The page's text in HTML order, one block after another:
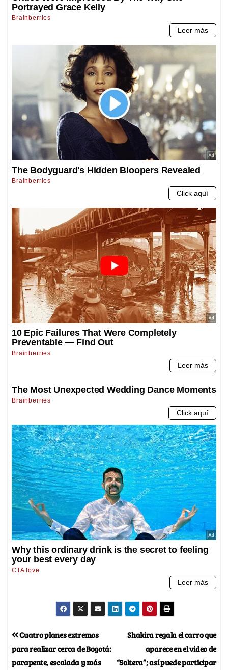
Shakira regala el carro que
aparece en el video de
“Soltera”; así puede participar
Cuatro planes extremos
para realizar cerca de Bogotá:
parapente, escalada y más